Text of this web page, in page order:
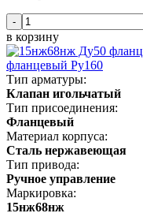
-
в корзину
фланцевый Ру160
Тип арматуры:
Клапан игольчатый
Тип присоединения:
Фланцевый
Материал корпуса:
Сталь нержавеющая
Тип привода:
Ручное управление
Маркировка:
15нж68нж